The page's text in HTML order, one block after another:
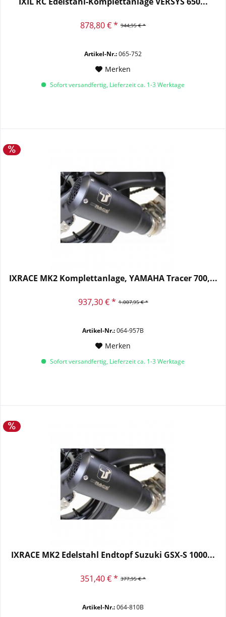
944,95 € *
878,80 € *
Artikel-Nr.:065-752
Merken
Sofort versandfertig, Lieferzeit ca. 1-3 Werktage
IXRACE MK2 Komplettanlage, YAMAHA Tracer 700,...
1.007,95 € *
937,30 € *
Artikel-Nr.:064-957B
Merken
Sofort versandfertig, Lieferzeit ca. 1-3 Werktage
IXRACE MK2 Edelstahl Endtopf Suzuki GSX-S 1000...
377,95 € *
351,40 € *
Artikel-Nr.:064-810B